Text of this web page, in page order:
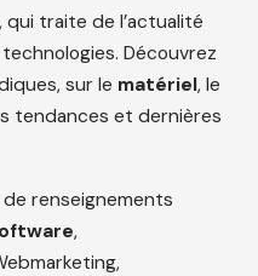
, qui traite de l’actualité
Découvrez
sur le matériel, le
tendances et dernières
renseignements
,